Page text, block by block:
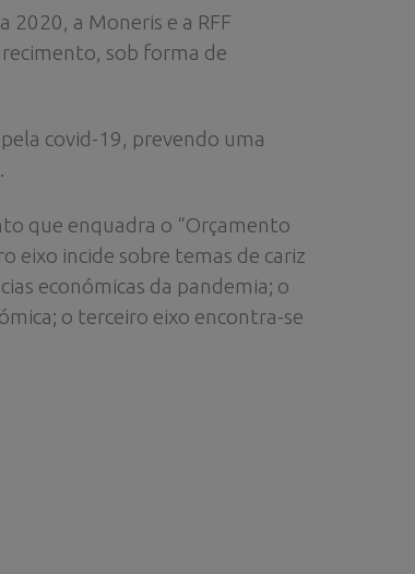
a Moneris e a RFF
sob forma de
covid-19, prevendo uma
que enquadra o “Orçamento
eixo incide sobre temas de cariz
económicas da pandemia; o
o terceiro eixo encontra-se